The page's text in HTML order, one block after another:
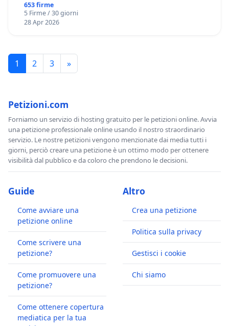
653 firme
5 Firme / 30 giorni
28 Apr 2026
1 2 3 »
Petizioni.com
Forniamo un servizio di hosting gratuito per le petizioni online. Avvia
una petizione professionale online usando il nostro straordinario
servizio. Le nostre petizioni vengono menzionate dai media tutti i
giorni, perciò creare una petizione è un ottimo modo per ottenere
visibilità dal pubblico e da coloro che prendono le decisioni.
Guide
Come avviare una
petizione online
Come scrivere una
petizione?
Come promuovere una
petizione?
Come ottenere copertura
mediatica per la tua
Altro
Crea una petizione
Politica sulla privacy
Gestisci i cookie
Chi siamo